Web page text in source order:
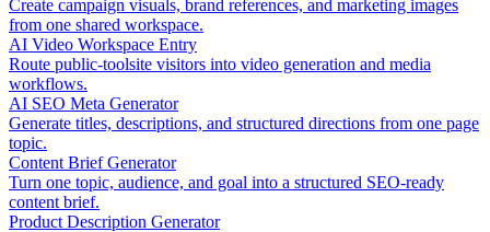
Create campaign visuals, brand references, and marketing images
from one shared workspace.
AI Video Workspace Entry
Route public-toolsite visitors into video generation and media
workflows.
AI SEO Meta Generator
Generate titles, descriptions, and structured directions from one page
topic.
Content Brief Generator
Turn one topic, audience, and goal into a structured SEO-ready
content brief.
Product Description Generator